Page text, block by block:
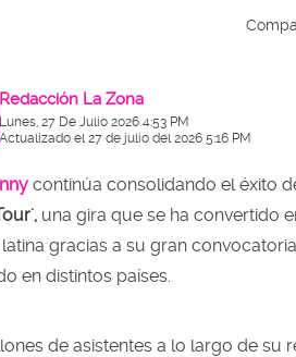
Redacción La Zona
Lunes, 27 De Julio 2026 4:53 PM
Actualizado el 27 de julio del 2026 5:16 PM
continúa consolidando el éxito
una gira que se ha convertido
gracias a su gran
en distintos países.
de asistentes a lo largo de su